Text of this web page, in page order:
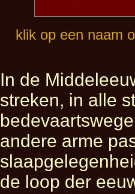
klik op een naam
In de
streken, in alle
andere arme
de loop der